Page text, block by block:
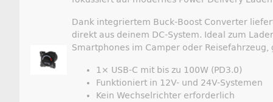
Dank integriertem Buck-Boost Converter
direkt aus deinem DC-System. Ideal zum
Smartphones im Camper oder Reisefahrzeug,
1× USB-C mit bis zu 100W (PD3.0)
Funktioniert in 12V- und 24V-Systemen
Kein Wechselrichter erforderlich